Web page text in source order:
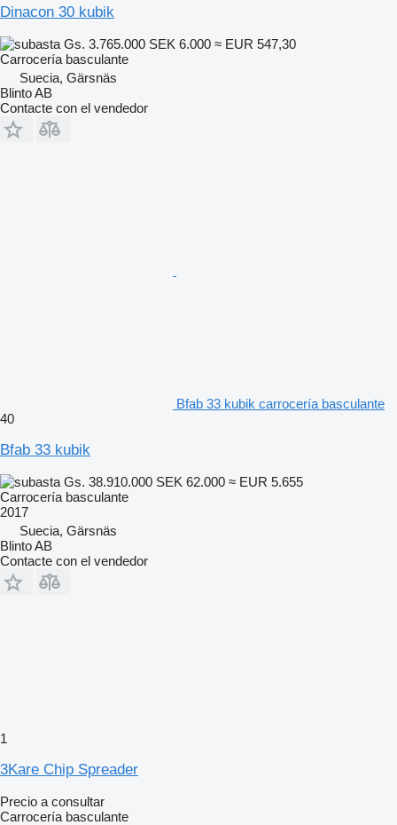
Dinacon 30 kubik
Gs. 3.765.000 SEK 6.000 ≈ EUR 547,30
Carrocería basculante
Suecia, Gärsnäs
Blinto AB
Contacte con el vendedor
Bfab 33 kubik carrocería basculante
40
Bfab 33 kubik
Gs. 38.910.000 SEK 62.000 ≈ EUR 5.655
Carrocería basculante
2017
Suecia, Gärsnäs
Blinto AB
Contacte con el vendedor
1
3Kare Chip Spreader
Precio a consultar
Carrocería basculante